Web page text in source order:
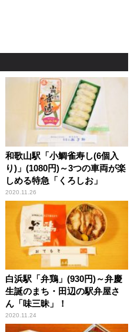
和歌山駅「小鯛雀寿し(6個入
り)」(1080円)～3つの車両が楽
しめる特急「くろしお」
2020.11.26
白浜駅「弁鶏」(930円)～弁慶
生誕のまち・田辺の駅弁屋さ
ん「味三昧」！
2020.11.24